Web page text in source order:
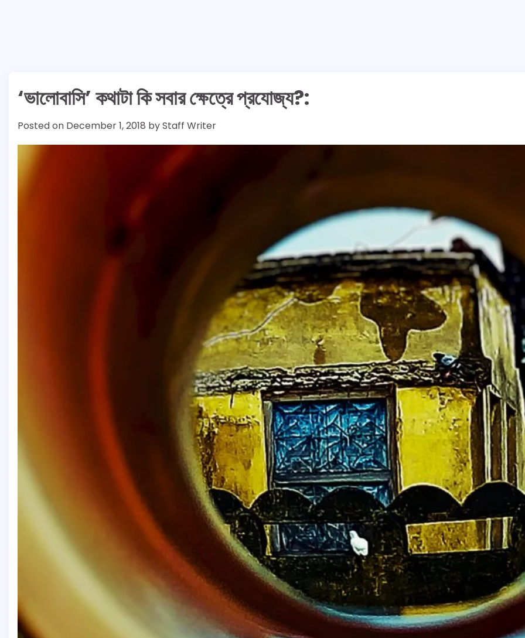
‘ভালোবাসি’ কথাটা কি সবার ক্ষেত্রে প্রযোজ্য?:
Posted on December 1, 2018 byStaff Writer